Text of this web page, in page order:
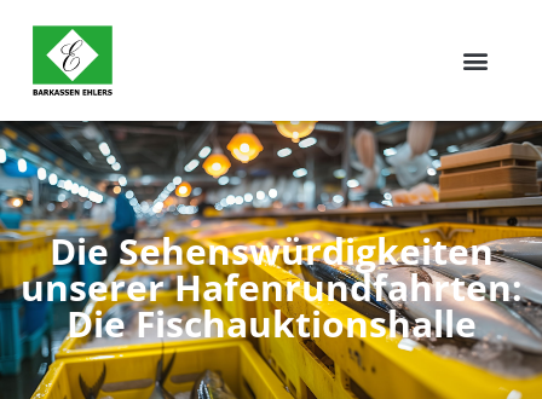
Die Sehenswürdigkeiten
unserer Hafenrundfahrten:
Die Fischauktionshalle